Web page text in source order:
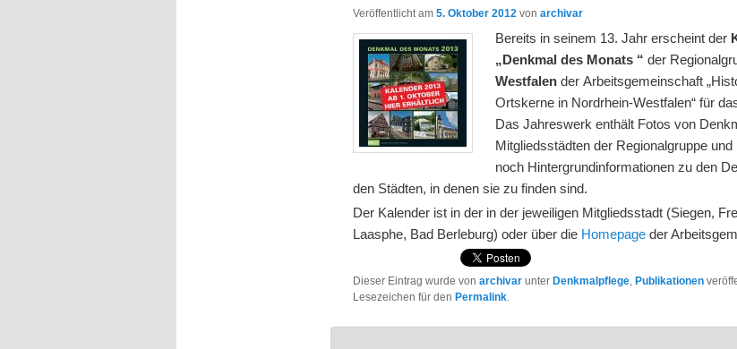
Veröffentlicht am5. Oktober 2012 vonarchivar
Bereits in seinem 13. Jahr erscheint der
„Denkmal des Monats “ der
Westfalen der Arbeitsgemeinschaft
Ortskerne in Nordrhein-Westfalen“ für
Das Jahreswerk enthält Fotos von
Mitgliedsstädten der Regionalgruppe und
noch Hintergrundinformationen zu den
den Städten, in denen sie zu finden sind.
Der Kalender ist in der in der jeweiligen Mitgliedsstadt (Siegen,
Laasphe, Bad Berleburg) oder über die Homepage der
Dieser Eintrag wurde vonarchivar unter Denkmalpflege, Publikationen
Lesezeichen für den Permalink.